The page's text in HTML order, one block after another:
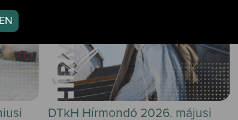
DTkH Hírmondó 2026. májusi